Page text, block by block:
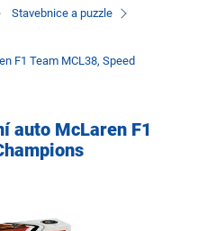
Stavebnice a puzzle
F1 Team MCL38, Speed
auto McLaren F1